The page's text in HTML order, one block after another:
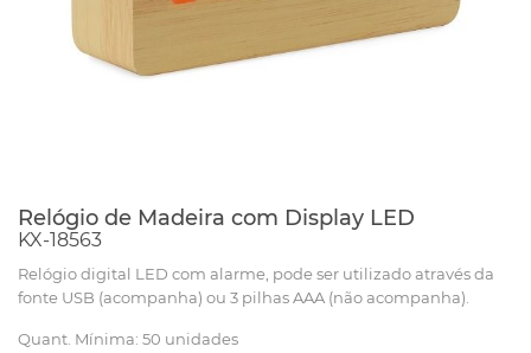
Relógio de Madeira com Display LED
KX-18563
Relógio digital LED com alarme, pode ser utilizado através da
fonte USB (acompanha) ou 3 pilhas AAA (não acompanha).
Quant. Mínima: 50 unidades